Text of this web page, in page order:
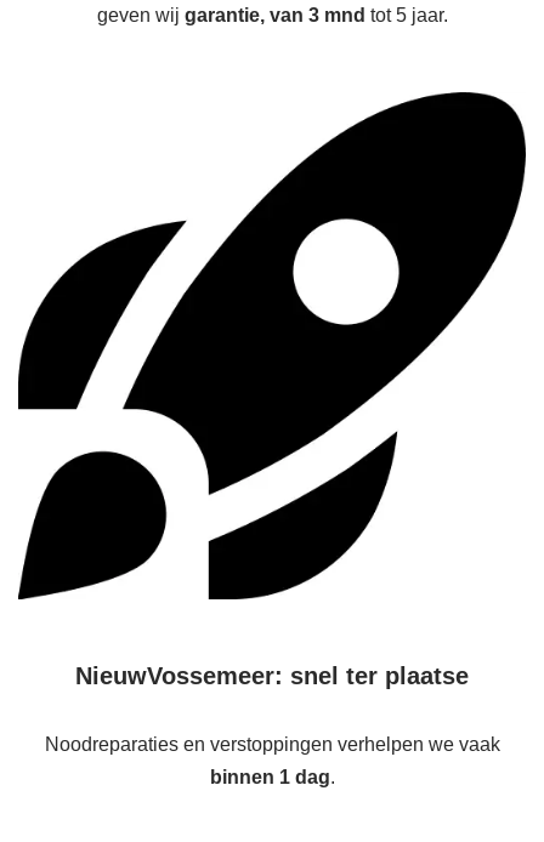
geven wij garantie, van 3 mnd tot 5 jaar.
NieuwVossemeer: snel ter plaatse
Noodreparaties en verstoppingen verhelpen we vaak
binnen 1 dag.